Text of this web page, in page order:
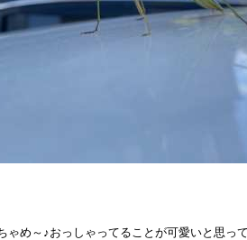
ゃめ～♪おっしゃってることが可愛いと思っ